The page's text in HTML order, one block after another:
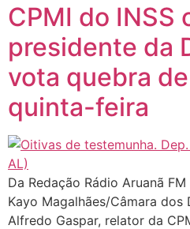
CPMI do INSS
presidente da
vota quebra
quinta-feira
Da Redação Rádio Aruanã
Kayo Magalhães/Câmara
Alfredo Gaspar, relator da